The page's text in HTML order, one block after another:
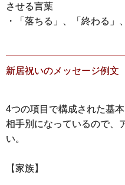
させる言葉
・「落ちる」、「終わる
新居祝いのメッセージ例文
4つの項目で構成された基本
相手別になっているので、
い。
【家族】